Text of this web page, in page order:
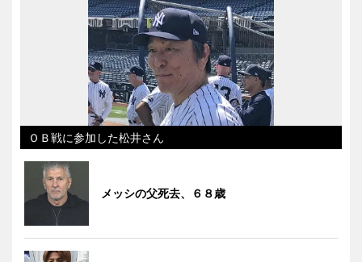
ＯＢ戦に参加した松井さん
メッシの父死去、６８歳